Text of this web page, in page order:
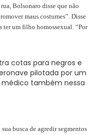
Bolsonaro disse que não
maus costumes”. Disse
ter um filho homossexual. “Por
cotas para negros e
pilotada por um
médico também nessa
busca de agredir segmentos